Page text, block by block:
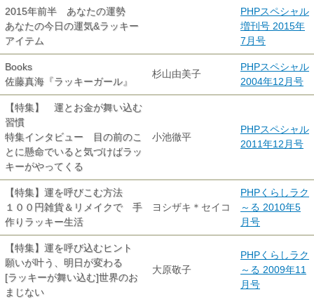
2015年前半 あなたの運勢
あなたの今日の運気&ラッキー
アイテム
PHPスペシャル
増刊号 2015年
7月号
Books
佐藤真海『ラッキーガール』
杉山由美子
PHPスペシャル
2004年12月号
【特集】 運とお金が舞い込む
習慣
特集インタビュー 目の前のこ
とに懸命でいると気づけばラッ
キーがやってくる
小池徹平
PHPスペシャル
2011年12月号
【特集】運を呼びこむ方法
１００円雑貨＆リメイクで 手
作りラッキー生活
ヨシザキ＊セイコ
PHPくらしラク
～る 2010年5
月号
【特集】運を呼び込むヒント
願いが叶う、明日が変わる
[ラッキーが舞い込む]世界のお
まじない
大原敬子
PHPくらしラク
～る 2009年11
月号